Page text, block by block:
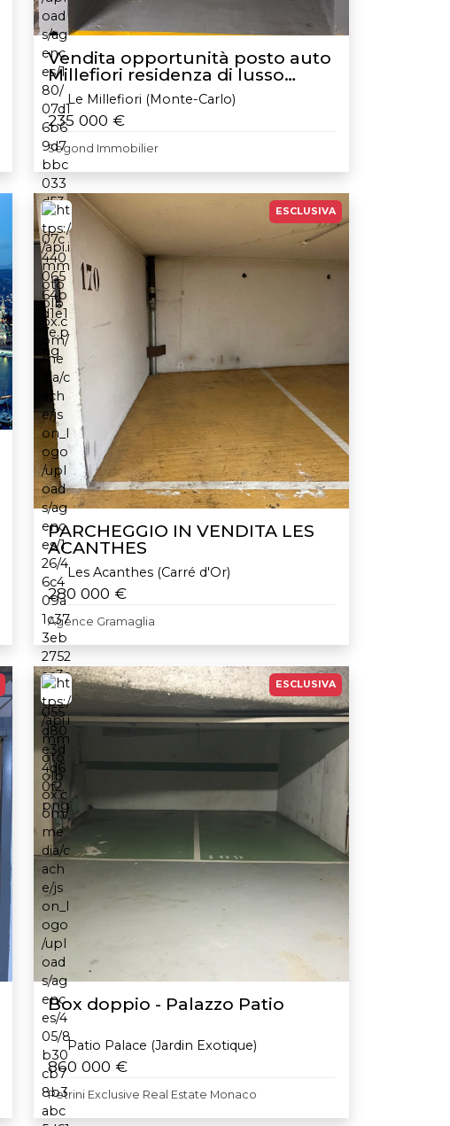
Vendita opportunità posto auto
Millefiori residenza di lusso
Monte-Carlo Monaco
Le Millefiori (Monte-Carlo)
235 000 €
Segond Immobilier
ESCLUSIVA
PARCHEGGIO IN VENDITA LES
ACANTHES
Les Acanthes (Carré d'Or)
280 000 €
Agence Gramaglia
ESCLUSIVA
Box doppio - Palazzo Patio
Patio Palace (Jardin Exotique)
860 000 €
Petrini Exclusive Real Estate Monaco